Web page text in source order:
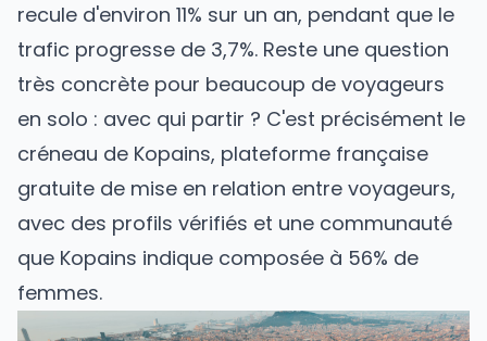
recule d'environ 11% sur un an, pendant que le
trafic progresse de 3,7%. Reste une question
très concrète pour beaucoup de voyageurs
en solo : avec qui partir ? C'est précisément le
créneau de Kopains, plateforme française
gratuite de mise en relation entre voyageurs,
avec des profils vérifiés et une communauté
que Kopains indique composée à 56% de
femmes.